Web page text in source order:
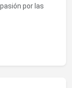
por las